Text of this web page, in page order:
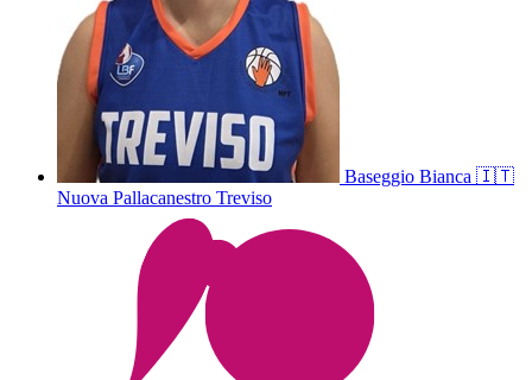
Baseggio Bianca 🇮🇹
Nuova Pallacanestro Treviso